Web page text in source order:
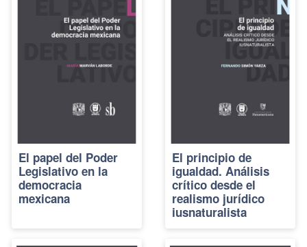
El papel del Poder
Legislativo en la
democracia
mexicana
El principio de
igualdad. Análisis
crítico desde el
realismo jurídico
iusnaturalista